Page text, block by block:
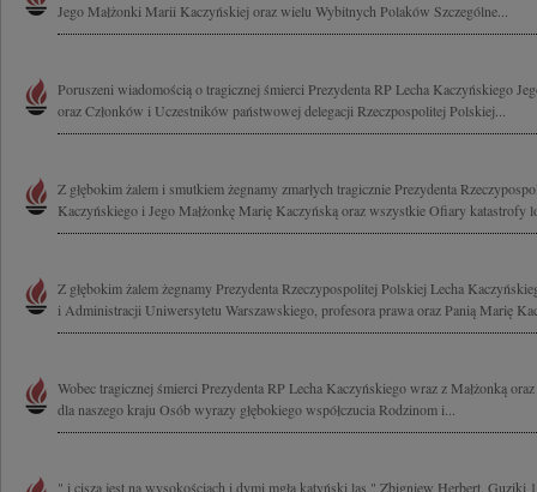
Jego Małżonki Marii Kaczyńskiej oraz wielu Wybitnych Polaków Szczególne...
Poruszeni wiadomością o tragicznej śmierci Prezydenta RP Lecha Kaczyńskiego
oraz Członków i Uczestników państwowej delegacji Rzeczpospolitej Polskiej...
Z głębokim żalem i smutkiem żegnamy zmarłych tragicznie Prezydenta
Kaczyńskiego i Jego Małżonkę Marię Kaczyńską oraz wszystkie Ofiary katastrofy
Z głębokim żalem żegnamy Prezydenta Rzeczypospolitej Polskiej Lecha
i Administracji Uniwersytetu Warszawskiego, profesora prawa oraz Panią Marię
Wobec tragicznej śmierci Prezydenta RP Lecha Kaczyńskiego wraz z Małżonką
dla naszego kraju Osób wyrazy głębokiego współczucia Rodzinom i...
" i cisza jest na wysokościach i dymi mgłą katyński las " Zbigniew Herbert, Guziki